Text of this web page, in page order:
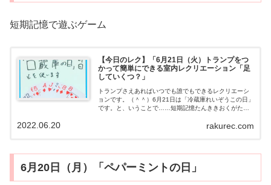
短期記憶で遊ぶゲーム
【今日のレク】「6月21日（火）トランプをつ
かって簡単にできる室内レクリエーション「足
していくつ？」
トランプさえあればいつでも誰でもできるレクリエーシ
ョンです。（＾＾）6月21日は「冷蔵庫れいぞうこの日」
です。と、いうことで……短期記憶たんききおくがため
動画用意するもの・トランプ（・紙とペ...rakurec.com
2022.06.20
6月20日（月）「ペパーミントの日」